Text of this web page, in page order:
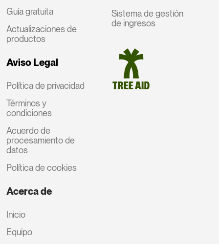
Guía gratuita
Actualizaciones de
productos
Aviso Legal
Política de privacidad
Términos y
condiciones
Acuerdo de
procesamiento de
datos
Política de cookies
Sistema de gestión
de ingresos
Acerca de
Inicio
Equipo